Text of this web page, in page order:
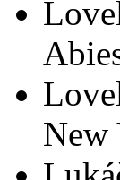
New